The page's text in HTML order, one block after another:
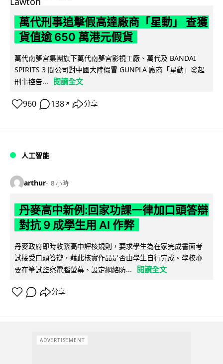
萬代刑事追擊假高達廠商「星動」 查獲
貨值逾 650 萬港元假貨
萬代南夢宮集團旗下萬代南夢宮影視工廠、萬代及 BANDAI
SPIRITS 3 間公司對中國大陸假冒 GUNPLA 廠商「星動」發起
刑事控告...
閱讀全文
960 138 ↗ 分享
人工智能
arthur 8 小時
丹麥高中新例:回家功課一律加口頭答辯
對抗 9 成學生用 AI 作弊
丹麥政府即時收緊高中評核規則，要求學生為在家完成書面考
試接受口頭答辯，藉此核實作品是否由學生自行完成。學校亦
要在筆試監察電腦螢幕、設定網絡防...
閱讀全文
分享
ADVERTISEMENT